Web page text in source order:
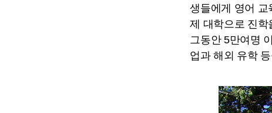
생들에게 영어 교
제 대학으로 진학
그동안 5만여명
업과 해외 유학